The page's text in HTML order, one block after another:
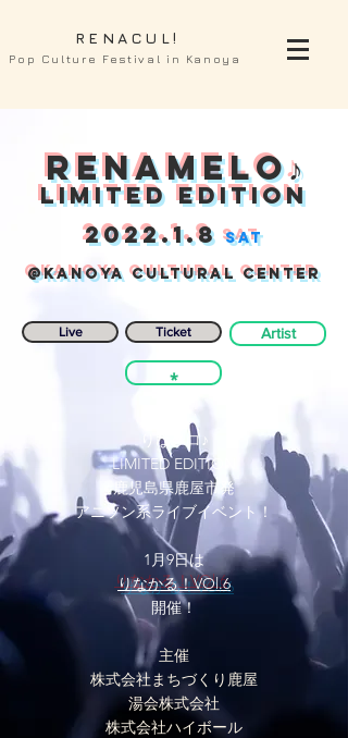
RENACUL!
Pop Culture Festival in Kanoya
RENAmelo♪
LIMITED EDITION
2022.1.8 sat
@KANOYA Cultural center
Live Ticket Artist
⁎
りなメロ♪
LIMITED EDITION
​鹿児島県鹿屋市発
​アニソン系ライブイベント！
1月9日は
りなかる！VOl.6
開催！
主催
株式会社まちづくり鹿屋
湯会株式会社
​株式会社ハイボール